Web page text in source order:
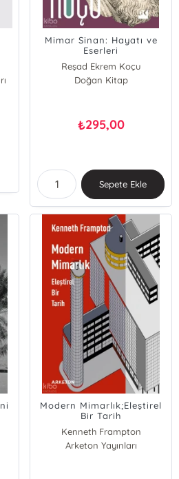
Mimar Sinan: Hayatı ve
Eserleri
Reşad Ekrem Koçu
Doğan Kitap
₺295,00
Sepete Ekle
Modern Mimarlık;Eleştirel
Bir Tarih
Kenneth Frampton
Arketon Yayınları